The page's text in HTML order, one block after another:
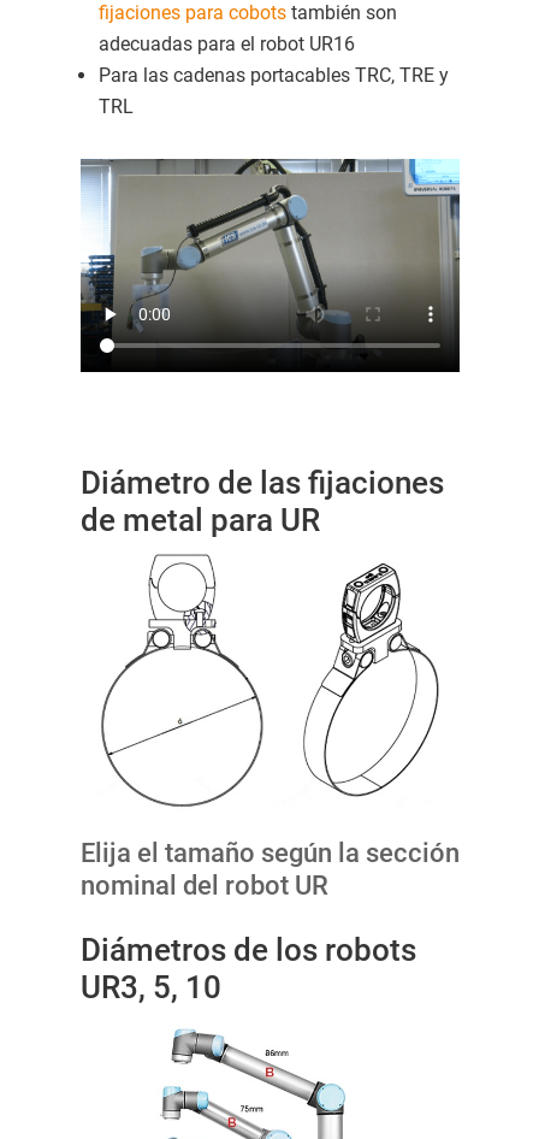
fijaciones para cobotstambién son
adecuadas para el robot UR16
Para las cadenas portacables TRC, TRE y
TRL
Diámetro de las fijaciones
de metal para UR
Elija el tamaño según la sección
nominal del robot UR
Diámetros de los robots
UR3, 5, 10